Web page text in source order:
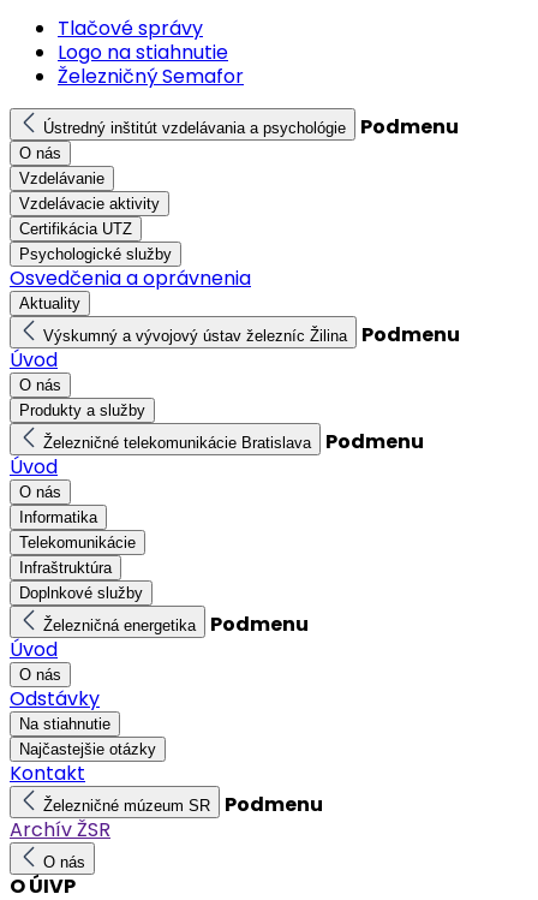
Tlačové správy
Logo na stiahnutie
Železničný Semafor
Ústredný inštitút vzdelávania a psychológie Podmenu
O nás
Vzdelávanie
Vzdelávacie aktivity
Certifikácia UTZ
Psychologické služby
Osvedčenia a oprávnenia
Aktuality
Výskumný a vývojový ústav železníc Žilina
Podmenu
Úvod
O nás
Produkty a služby
Železničné telekomunikácie Bratislava
Podmenu
Úvod
O nás
Informatika
Telekomunikácie
Infraštruktúra
Doplnkové služby
Železničná energetika
Podmenu
Úvod
O nás
Odstávky
Na stiahnutie
Najčastejšie otázky
Kontakt
Železničné múzeum SR
Podmenu
Archív ŽSR
O nás
O ÚIVP